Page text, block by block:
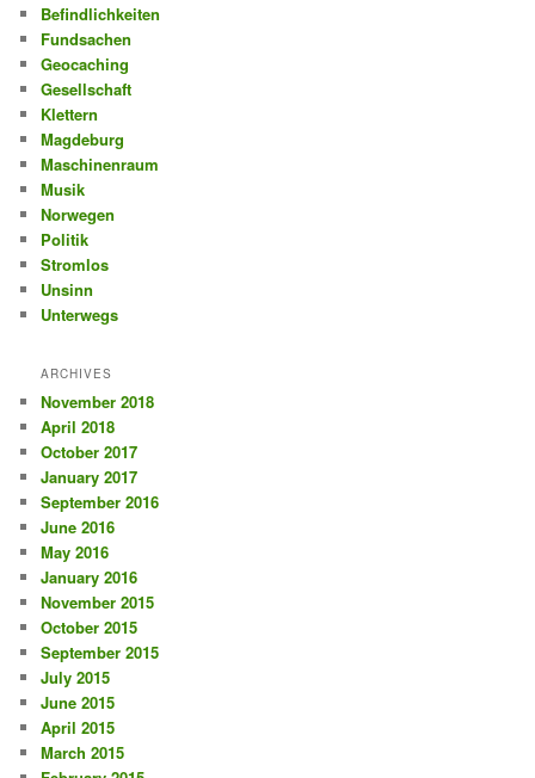
Befindlichkeiten
Fundsachen
Geocaching
Gesellschaft
Klettern
Magdeburg
Maschinenraum
Musik
Norwegen
Politik
Stromlos
Unsinn
Unterwegs
ARCHIVES
November 2018
April 2018
October 2017
January 2017
September 2016
June 2016
May 2016
January 2016
November 2015
October 2015
September 2015
July 2015
June 2015
April 2015
March 2015